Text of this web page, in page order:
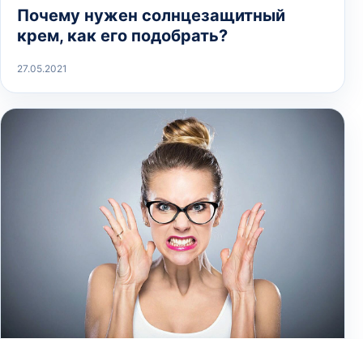
Почему нужен солнцезащитный
крем, как его подобрать?
27.05.2021